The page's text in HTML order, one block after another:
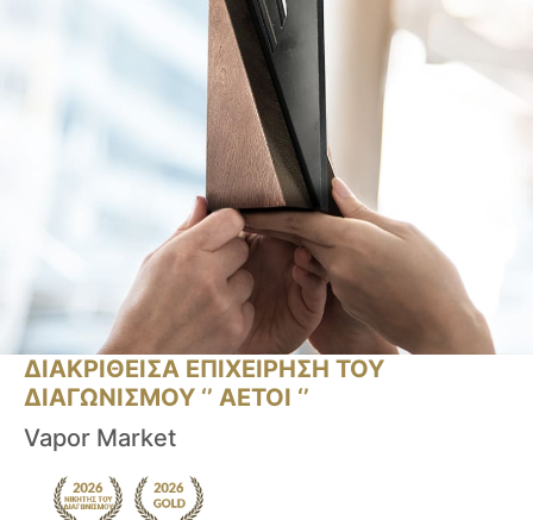
ΔΙΑΚΡΙΘΕΙΣΑ ΕΠΙΧΕΙΡΗΣΗ ΤΟΥ
ΔΙΑΓΩΝΙΣΜΟΥ ‘’ ΑΕΤΟΙ ‘’
Vapor Market